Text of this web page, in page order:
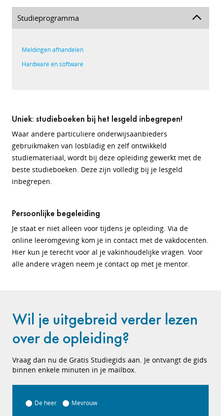
Studieprogramma
Meldingen afhandelen
Hardware en software
Uniek: studieboeken bij het lesgeld inbegrepen!
Waar andere particuliere onderwijsaanbieders
gebruikmaken van losbladig en zelf ontwikkeld
studiemateriaal, wordt bij deze opleiding gewerkt met de
beste studieboeken. Deze zijn volledig bij je lesgeld
inbegrepen.
Persoonlijke begeleiding
Je staat er niet alleen voor tijdens je opleiding. Via de
online leeromgeving kom je in contact met de vakdocenten.
Hier kun je terecht voor al je vakinhoudelijke vragen. Voor
alle andere vragen neem je contact op met je mentor.
Wil je uitgebreid verder lezen
over de opleiding?
Vraag dan nu de Gratis Studiegids aan. Je ontvangt de gids
binnen enkele minuten in je mailbox.
De heer Mevrouw